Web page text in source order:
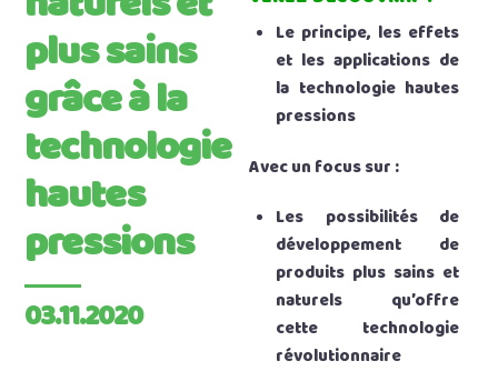
plus sains
grâce à la
technologie
hautes
pressions
03.11.2020
Le principe, les effets
et les applications de
la technologie hautes
pressions
Avec un focus sur :
Les possibilités de
développement de
produits plus sains et
naturels qu’offre
cette technologie
révolutionnaire